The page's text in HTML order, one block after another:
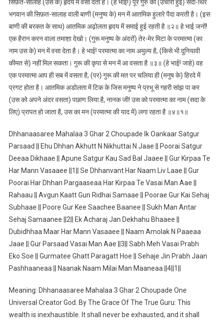
सिफ़त-सालाह (उस के) हृदय में वसा देता है। (हे भाई!) पूरे गुरु की (उचारी हुई) सदा-थिर
भगवान की सिफ़त-सालाह वाली बाणी (मनुष्य के) मन में आतमिक हुलारे पैदा करती है। (इस
बाणी की बरकत के साथ) आतमिक अढ़ोलता हृदय में समाई हुई रहती है ॥२॥ हे भाई जनों!
एक हैरान करन वाला तमाश़ा देखो। (गुरू मनुष्य के अंदरों) तेर-मेर मिटा के परमात्मा (का
नाम उस के) मन में वसा देता है। हे भाई! परमात्मा का नाम अमुल्य है, (किसे भी दुनियावी
कीमत से) नहीं मिल सकता। गुरू की कृपा से मन में आ वसता है ॥३॥ (हे भाई! जाहे) वह
एक परमात्मा आप ही सब में वसता है, (पर) गुरू की मत पर चलिया ही (मनुष के) हिरदे में
प्रगट होता है। आतमिक अडोलता में टिक के जिस मनुष्य ने प्रभू से गहरी सांझ पा कर
(उस को अपने अंदर वसता) पछाण लिया है, नानक जी! उस को परमात्मा का नाम (सदा के
लिए) प्रापत हो जाता है, उस का मन (परमात्मा की याद में) लगा रहता है ॥४॥१॥
Dhhanaasaree Mahalaa 3 Ghar 2 Choupade Ik Oankaar Satgur
Parsaad || Ehu Dhhan Akhutt N Nikhuttai N Jaae || Poorai Satgur
Deeaa Dikhaae || Apune Satgur Kau Sad Bal Jaaee || Gur Kirpaa Te
Har Mann Vasaaee ||1|| Se Dhhanvant Har Naam Liv Laae || Gur
Poorai Har Dhhan Pargaaseaa Har Kirpaa Te Vasai Man Aae ||
Rahaau || Avgun Kaatt Gun Ridhai Samaae || Poorae Gur Kai Sehaj
Subhaae || Poore Gur Kee Saachee Baanee || Sukh Man Antar
Sehaj Samaanee ||2|| Ek Acharaj Jan Dekhahu Bhaaee ||
Dubidhhaa Maar Har Mann Vasaaee || Naam Amolak N Paaeaa
Jaae || Gur Parsaad Vasai Man Aae ||3|| Sabh Meh Vasai Prabh
Eko Soe || Gurmatee Ghatt Paragatt Hoe || Sehaje Jin Prabh Jaan
Pashhaaneaa || Naanak Naam Milai Man Maaneaa ||4||1||
Meaning: Dhhanaasaree Mahalaa 3 Ghar 2 Choupade One
Universal Creator God. By The Grace Of The True Guru: This
wealth is inexhaustible. It shall never be exhausted, and it shall